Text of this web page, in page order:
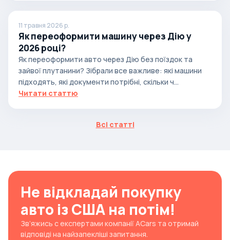
11 травня 2026 р.
Як переоформити машину через Дію у
2026 році?
Як переоформити авто через Дію без поїздок та
зайвої плутанини? Зібрали все важливе: які машини
підходять, які документи потрібні, скільки ч...
Читати статтю
Всі статті
Не відкладай покупку
авто із США на потім!
Зв’яжись с експертами компанії ACars та отримай
відповіді на найзапекліші запитання.